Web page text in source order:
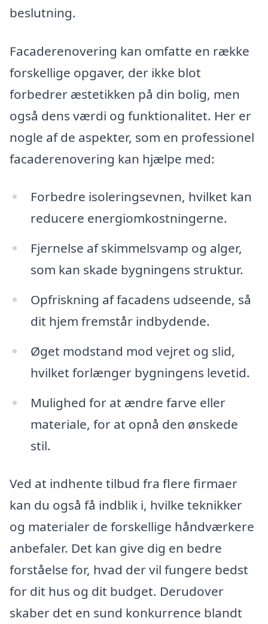
beslutning.
Facaderenovering kan omfatte en række
forskellige opgaver, der ikke blot
forbedrer æstetikken på din bolig, men
også dens værdi og funktionalitet. Her er
nogle af de aspekter, som en professionel
facaderenovering kan hjælpe med:
Forbedre isoleringsevnen, hvilket kan
reducere energiomkostningerne.
Fjernelse af skimmelsvamp og alger,
som kan skade bygningens struktur.
Opfriskning af facadens udseende, så
dit hjem fremstår indbydende.
Øget modstand mod vejret og slid,
hvilket forlænger bygningens levetid.
Mulighed for at ændre farve eller
materiale, for at opnå den ønskede
stil.
Ved at indhente tilbud fra flere firmaer
kan du også få indblik i, hvilke teknikker
og materialer de forskellige håndværkere
anbefaler. Det kan give dig en bedre
forståelse for, hvad der vil fungere bedst
for dit hus og dit budget. Derudover
skaber det en sund konkurrence blandt